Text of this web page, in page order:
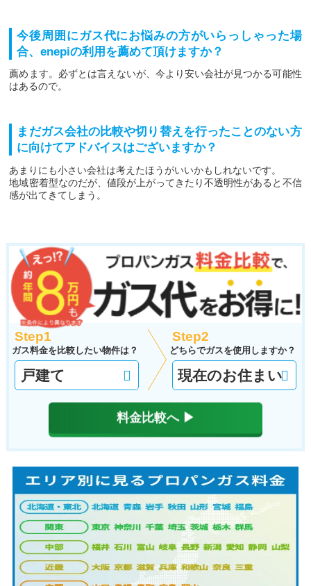
今後周囲にガス代にお悩みの方がいらっしゃった場
合、enepiの利用を薦めて頂けますか？
薦めます。必ずとは言えないが、今より安い会社が見つかる可能性
はあるので。
まだガス会社の比較や切り替えを行ったことのない方
に向けてアドバイスはございますか？
あまりにも小さい会社は考えたほうがいいかもしれないです。
地域密着型なのだが、値段が上がってきたり不透明性があると不信
感が出てきてしまう。
Step1
ガス料金を比較したい物件は？
Step2
どちらでガスを使用しますか？
料金比較へ ▶